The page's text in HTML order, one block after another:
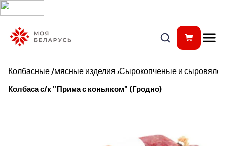
Колбасные /мясные изделия ›Сырокопченые и
Колбаса с/к "Прима с коньяком" (Гродно)